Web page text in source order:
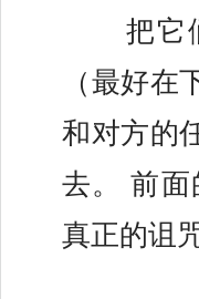
（最好
和对方的
去。 前面
真正的诅咒